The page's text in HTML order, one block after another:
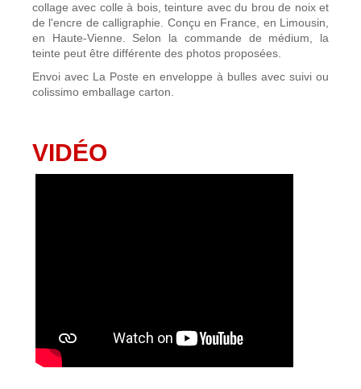
collage avec colle à bois, teinture avec du brou de noix et
de l'encre de calligraphie. Conçu en France, en Limousin,
en Haute-Vienne. Selon la commande de médium, la
teinte peut être différente des photos proposées.
Envoi avec La Poste en enveloppe à bulles avec suivi ou
colissimo emballage carton.
VIDÉO